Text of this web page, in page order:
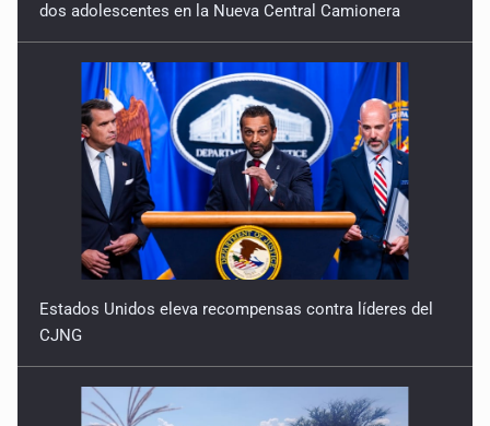
dos adolescentes en la Nueva Central Camionera
Estados Unidos eleva recompensas contra líderes del
CJNG